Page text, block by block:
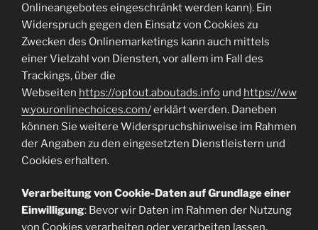
Onlineangebotes eingeschränkt werden kann). Ein
Widerspruch gegen den Einsatz von Cookies zu
Zwecken des Onlinemarketings kann auch mittels
einer Vielzahl von Diensten, vor allem im Fall des
Trackings, über die
Webseiten https://optout.aboutads.info und https://ww
w.youronlinechoices.com/erklärt werden. Daneben
können Sie weitere Widerspruchshinweise im Rahmen
der Angaben zu den eingesetzten Dienstleistern und
Cookies erhalten.
Verarbeitung von Cookie-Daten auf Grundlage einer
Einwilligung: Bevor wir Daten im Rahmen der Nutzung
von Cookies verarbeiten oder verarbeiten lassen,